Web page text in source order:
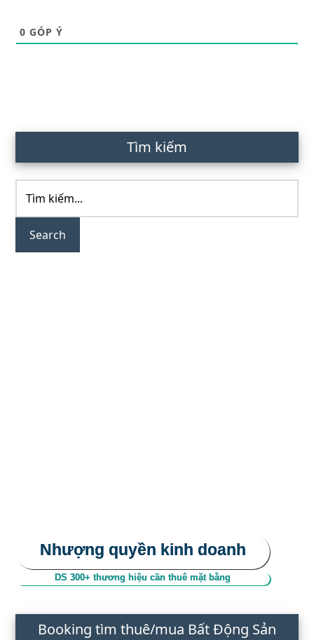
0 GÓP Ý
Primary
Tìm kiếm
kiếm...
Nhượng quyền kinh doanh
DS 300+ thương hiệu cần thuê mặt bằng
Booking tìm thuê/mua Bất Động Sản